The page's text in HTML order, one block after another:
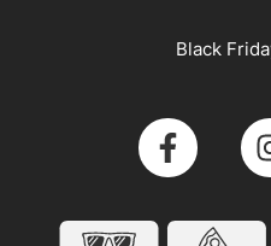
Black